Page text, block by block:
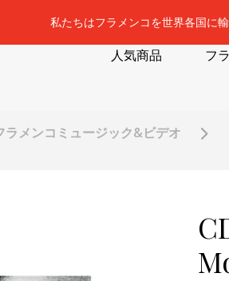
私たちはフラメンコを世界各国に輸
人気商品 フ
ラメンコミュージック&ビデオ